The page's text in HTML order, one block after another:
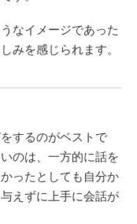
なイメージであった
みを感じられます。
するのがベストで
のは、一方的に話を
ったとしても自分か
えずに上手に会話が